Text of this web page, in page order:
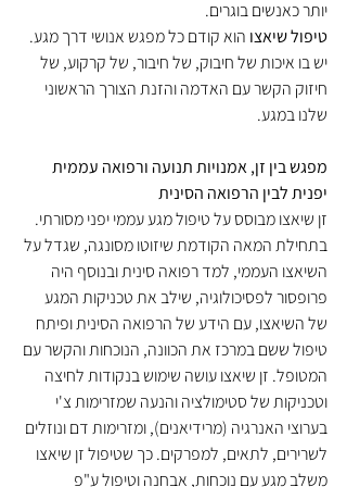
יותר כאנשים בוגרים.
טיפול שיאצו הוא קודם כל מפגש אנושי דרך מגע.
יש בו איכות של חיבוק, של חיבור, של קרקוע, של
חיזוק הקשר עם האדמה והזנת הצורך הראשוני
שלנו במגע.
מפגש בין זן, אמנויות תנועה ורפואה עממית
יפנית לבין הרפואה הסינית
זן שיאצו מבוסס על טיפול מגע עממי יפני מסורתי.
בתחילת המאה הקודמת שיזוטו מסונגה, שגדל על
השיאצו העממי, למד רפואה סינית ובנוסף היה
פרופסור לפסיכולוגיה, שילב את טכניקות המגע
של השיאצו, עם הידע של הרפואה הסינית ופיתח
טיפול ששם במרכז את הכוונה, הנוכחות והקשר עם
המטופל. זן שיאצו עושה שימוש בנקודות לחיצה
וטכניקות של סטימולציה והנעה שמזרימות צ'י
בערוצי האנרגיה (מרידיאנים), ומזרימות דם ונוזלים
לשרירים, לתאים, למפרקים. כך שטיפול זן שיאצו
משלב מגע עם נוכחות, אבחנה וטיפול ע"פ